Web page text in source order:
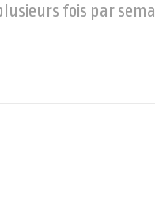
fois par